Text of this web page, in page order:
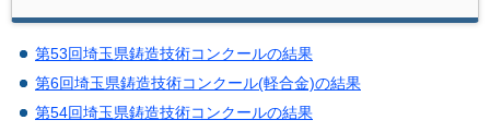
第53回埼玉県鋳造技術コンクールの結果
第6回埼玉県鋳造技術コンクール(軽合金)の結果
第54回埼玉県鋳造技術コンクールの結果